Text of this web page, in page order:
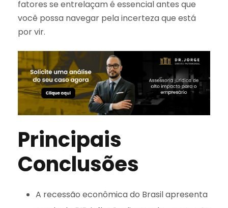
fatores se entrelaçam é essencial antes que
você possa navegar pela incerteza que está
por vir.
Principais
Conclusões
A recessão econômica do Brasil apresenta